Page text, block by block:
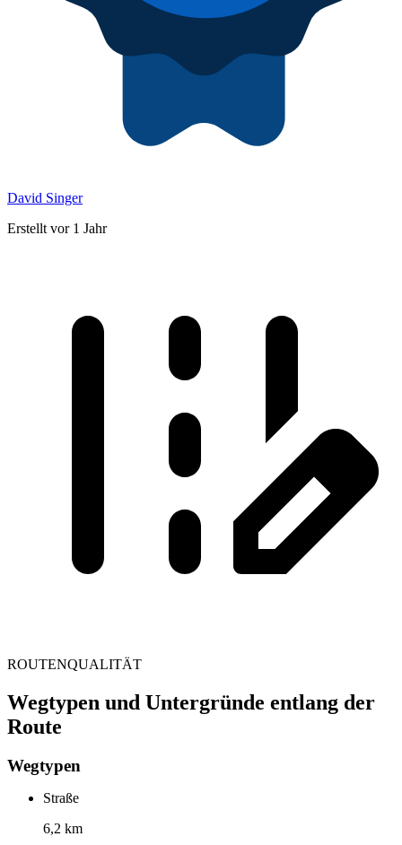
David Singer
Erstellt vor 1 Jahr
ROUTENQUALITÄT
Wegtypen und Untergründe entlang der
Route
Wegtypen
Straße
6,2 km